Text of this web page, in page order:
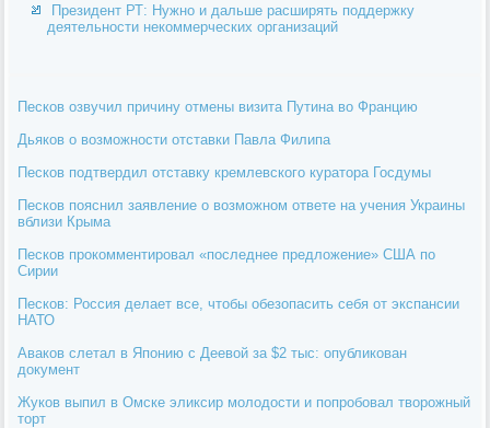
Президент РТ: Нужно и дальше расширять поддержку
деятельности некоммерческих организаций
Песков озвучил причину отмены визита Путина во Францию
Дьяков о возможности отставки Павла Филипа
Песков подтвердил отставку кремлевского куратора Госдумы
Песков пояснил заявление о возможном ответе на учения Украины
вблизи Крыма
Песков прокомментировал «последнее предложение» США по
Сирии
Песков: Россия делает все, чтобы обезопасить себя от экспансии
НАТО
Аваков слетал в Японию с Деевой за $2 тыс: опубликован
документ
Жуков выпил в Омске эликсир молодости и попробовал творожный
торт